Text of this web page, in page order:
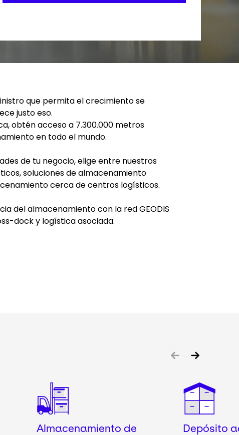
que permita el crecimiento se
justo eso.
obtén acceso a 7.300.000 metros
en todo el mundo.
de tu negocio, elige entre nuestros
soluciones de almacenamiento
cerca de centros logísticos.
del almacenamiento con la red GEODIS
dock y logística asociada.
Keepeek
Almacenamiento de
Keepeek
Depósito